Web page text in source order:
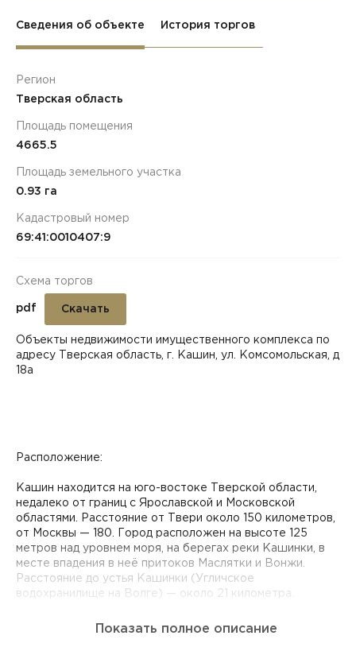
Сведения об объекте История торгов
Регион
Тверская область
Площадь помещения
4665.5
Площадь земельного участка
0.93 га
Кадастровый номер
69:41:0010407:9
Схема торгов
pdf Скачать
Объекты недвижимости имущественного комплекса по
адресу Тверская область, г. Кашин, ул. Комсомольская, д
18а
Расположение:
Кашин находится на юго-востоке Тверской области,
недалеко от границ с Ярославской и Московской
областями. Расстояние от Твери около 150 километров,
от Москвы — 180. Город расположен на высоте 125
метров над уровнем моря, на берегах реки Кашинки, в
месте впадения в неё притоков Маслятки и Вонжи.
Расстояние до устья Кашинки (Угличское
водохранилище на Волге) — около 21 километра.
Ка́шин— один из древнейших городов Тверской земли.
Показать полное описание